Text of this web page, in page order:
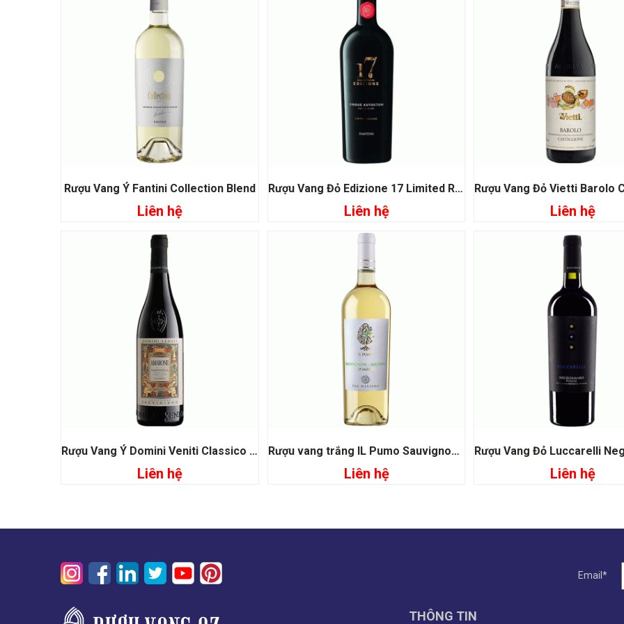
Đọc tiếp
Rượu Vang Ý Fantini Collection Blend
Liên hệ
Đọc tiếp
Rượu Vang Đỏ Edizione 17 Limited Release
Liên hệ
Đọc tiếp
Liên hệ
Đọc tiếp
Rượu Vang Ý Domini Veniti Classico Amarone
Liên hệ
Đọc tiếp
Rượu vang trắng IL Pumo Sauvignon Malvasia
Liên hệ
Đọc tiếp
Liên hệ
Email*
THÔNG TIN